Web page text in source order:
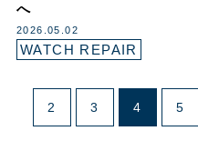
へ
2026.05.02
WATCH REPAIR
2 3 4 5